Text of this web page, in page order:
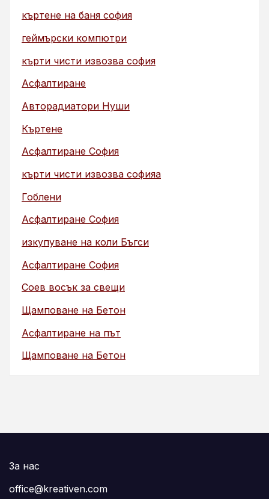
къртене на баня софия
геймърски компютри
кърти чисти извозва софия
Асфалтиране
Авторадиатори Нуши
Къртене
Асфалтиране София
кърти чисти извозва софияа
Гоблени
Асфалтиране София
изкупуване на коли Бъгси
Асфалтиране София
Соев восък за свещи
Щамповане на Бетон
Асфалтиране на път
Щамповане на Бетон
За нас
office@kreativen.com